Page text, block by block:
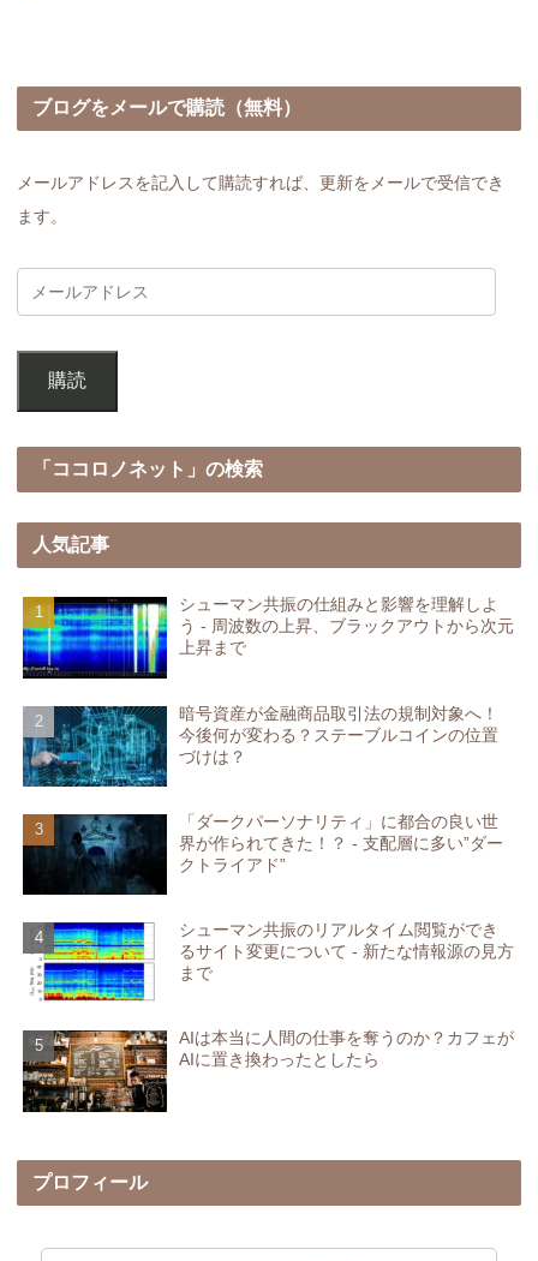
ブログをメールで購読（無料）
メールアドレスを記入して購読すれば、更新をメールで受信でき
ます。
購読
「ココロノネット」の検索
人気記事
シューマン共振の仕組みと影響を理解しよ
う - 周波数の上昇、ブラックアウトから次元
上昇まで
暗号資産が金融商品取引法の規制対象へ！
今後何が変わる？ステーブルコインの位置
づけは？
「ダークパーソナリティ」に都合の良い世
界が作られてきた！？ - 支配層に多い”ダー
クトライアド”
シューマン共振のリアルタイム閲覧ができ
るサイト変更について - 新たな情報源の見方
まで
AIは本当に人間の仕事を奪うのか？カフェが
AIに置き換わったとしたら
プロフィール